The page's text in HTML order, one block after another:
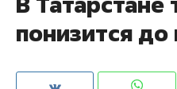
понизится до